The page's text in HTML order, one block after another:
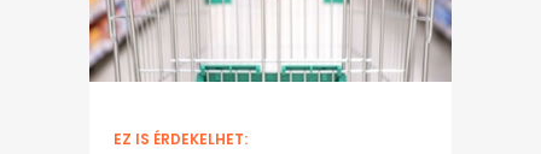
EZ IS ÉRDEKELHET: